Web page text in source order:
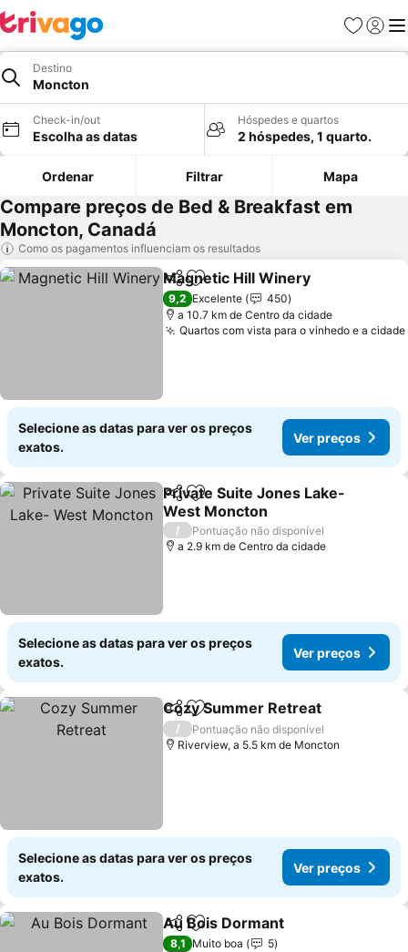
Favoritos
Iniciar
Destino
Moncton
Check-in/out
Escolha as datas
Hóspedes e quartos
2 hóspedes, 1 quarto.
Ordenar Filtrar Mapa
Compare preços de Bed & Breakfast em
Moncton, Canadá
Como os pagamentos influenciam os resultados
PartilharAdicionar aos favoritos
Magnetic Hill Winery
9,2 Excelente
450
a 10.7 km de Centro da cidade
Quartos com vista para o vinhedo e a cidade
Selecione as datas para ver os preços
exatos.
Ver preços
PartilharAdicionar aos favoritos
Private Suite Jones Lake-
West Moncton
/
Pontuação não disponível
a 2.9 km de Centro da cidade
Selecione as datas para ver os preços
exatos.
Ver preços
PartilharAdicionar aos favoritos
Cozy Summer Retreat
/
Pontuação não disponível
Riverview, a 5.5 km de Moncton
Selecione as datas para ver os preços
exatos.
Ver preços
PartilharAdicionar aos favoritos
Au Bois Dormant
8,1 Muito boa
5